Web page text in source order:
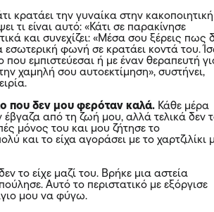
κρατάει την γυναίκα στην κακοποιητική
τι είναι αυτό: «Κάτι σε παρακίνησε
και συνεχίζει: «Μέσα σου ξέρεις πως
εσωτερική φωνή σε κρατάει κοντά του.
εμπιστεύεσαι ή με έναν θεραπευτή
χαμηλή σου αυτοεκτίμηση», συστήνει,
που δεν μου φερόταν καλά. Κάθε μέρα
από τη ζωή μου, αλλά τελικά δεν
μόνος του και μου ζήτησε το
και το είχα αγοράσει με το χαρτζιλίκι
το είχε μαζί του. Βρήκε μια αστεία
Αυτό το περιστατικό με εξόργισε
μου να φύγω.